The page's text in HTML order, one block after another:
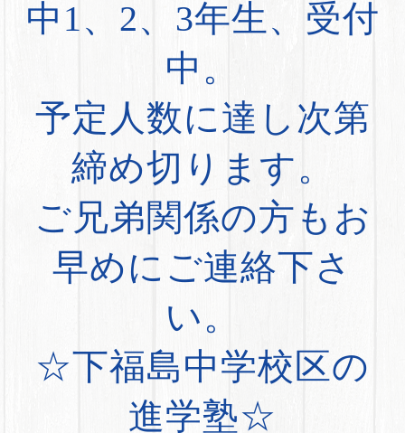
中1、2、3年生、受付
中。
予定人数に達し次第
締め切ります。
ご兄弟関係の方もお
早めにご連絡下さ
い。
☆下福島中学校区の
進学塾☆